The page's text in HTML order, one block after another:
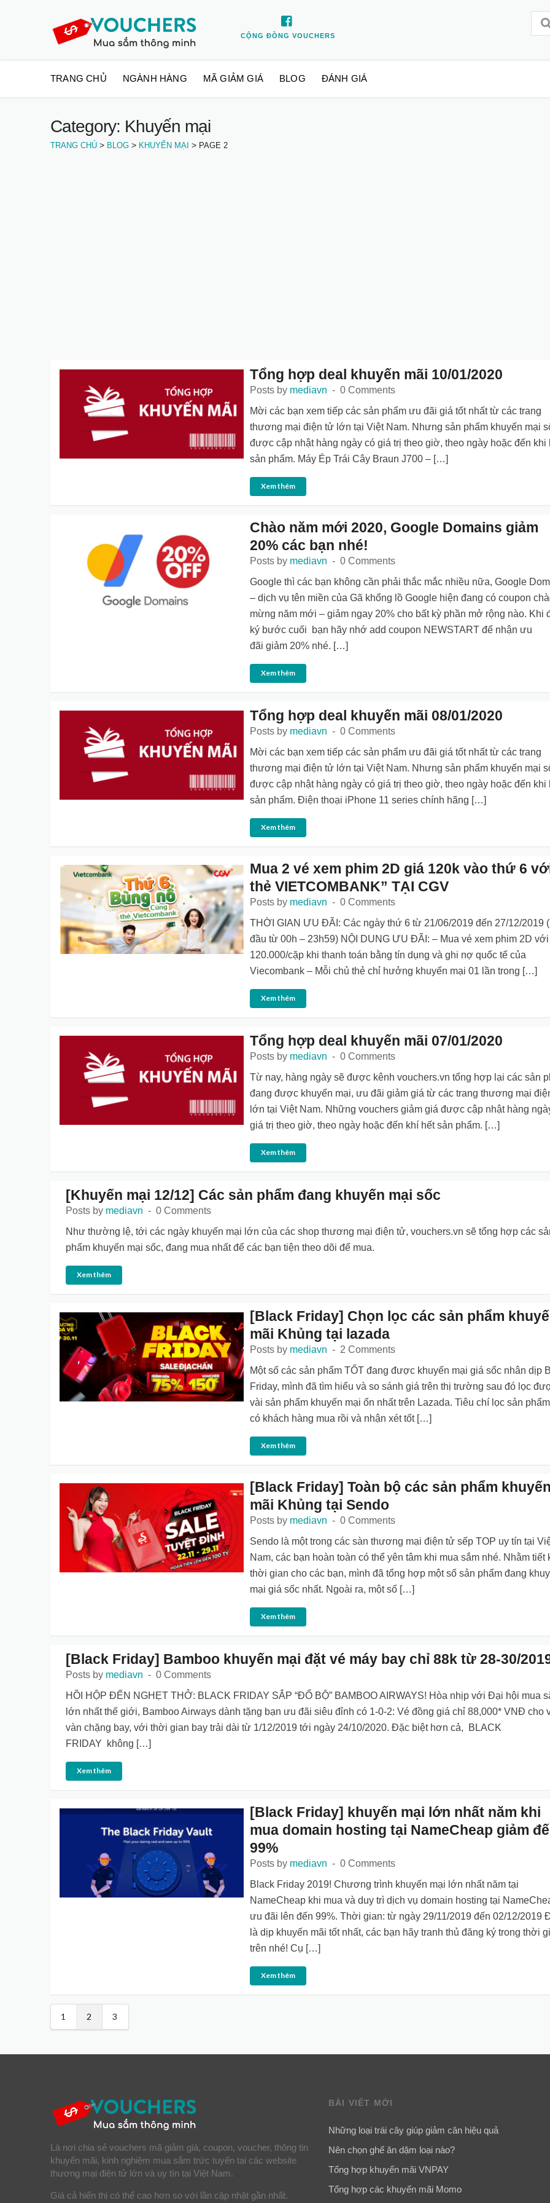
CỘNG ĐỒNG VOUCHERS
to
TRANG CHỦ NGÀNH HÀNG MÃ GIẢM GIÁ BLOG ĐÁNH GIÁ
Category: Khuyến mại
TRANG CHỦ > BLOG > KHUYẾN MẠI > PAGE 2
Tổng hợp deal khuyến mãi 10/01/2020
Posts by mediavn
0 Comments
Mời các bạn xem tiếp các sản phẩm ưu đãi giá tốt nhất từ các trang
thương mại điện tử lớn tại Việt Nam. Nhưng sản phẩm khuyến mại
được cập nhật hàng ngày có giá trị theo giờ, theo ngày hoặc đến khi
sản phẩm. Máy Ép Trái Cây Braun J700 – […]
Xem thêm
Chào năm mới 2020, Google Domains giảm
20% các bạn nhé!
Posts by mediavn
0 Comments
Google thì các bạn không cần phải thắc mắc nhiều nữa, Google
– dịch vụ tên miền của Gã khổng lồ Google hiện đang có coupon
mừng năm mới – giảm ngay 20% cho bất kỳ phần mở rộng nào. Khi
ký bước cuối bạn hãy nhớ add coupon NEWSTART để nhận ưu
đãi giảm 20% nhé. […]
Xem thêm
Tổng hợp deal khuyến mãi 08/01/2020
Posts by mediavn
0 Comments
Mời các bạn xem tiếp các sản phẩm ưu đãi giá tốt nhất từ các trang
thương mại điện tử lớn tại Việt Nam. Nhưng sản phẩm khuyến mại
được cập nhật hàng ngày có giá trị theo giờ, theo ngày hoặc đến khi
sản phẩm. Điện thoại iPhone 11 series chính hãng […]
Xem thêm
Mua 2 vé xem phim 2D giá 120k vào thứ 6
thẻ VIETCOMBANK” TẠI CGV
Posts by mediavn
0 Comments
THỜI GIAN ƯU ĐÃI: Các ngày thứ 6 từ 21/06/2019 đến 27/12/2019
đầu từ 00h – 23h59) NỘI DUNG ƯU ĐÃI: – Mua vé xem phim 2D
120.000/cặp khi thanh toán bằng tín dụng và ghi nợ quốc tế của
Viecombank – Mỗi chủ thẻ chỉ hưởng khuyến mại 01 lần trong […]
Xem thêm
Tổng hợp deal khuyến mãi 07/01/2020
Posts by mediavn
0 Comments
Từ nay, hàng ngày sẽ được kênh vouchers.vn tổng hợp lại các sản
đang được khuyến mại, ưu đãi giảm giá từ các trang thương mại
lớn tại Việt Nam. Những vouchers giảm giá được cập nhật hàng
giá trị theo giờ, theo ngày hoặc đến khí hết sản phẩm. […]
Xem thêm
[Khuyến mại 12/12] Các sản phẩm đang khuyến mại sốc
Posts by mediavn
0 Comments
Như thường lệ, tới các ngày khuyến mại lớn của các shop thương mại điện tử, vouchers.vn sẽ tổng hợp các
phẩm khuyến mại sốc, đang mua nhất để các bạn tiện theo dõi để mua.
Xem thêm
[Black Friday] Chọn lọc các sản phẩm
mãi Khủng tại lazada
Posts by mediavn
2 Comments
Một số các sản phẩm TỐT đang được khuyến mại giá sốc nhân dịp
Friday, mình đã tìm hiểu và so sánh giá trên thị trường sau đó lọc
vài sản phẩm khuyến mại ổn nhất trên Lazada. Tiêu chí lọc sản
có khách hàng mua rồi và nhận xét tốt […]
Xem thêm
[Black Friday] Toàn bộ các sản phẩm khuyến
mãi Khủng tại Sendo
Posts by mediavn
0 Comments
Sendo là một trong các sàn thương mại điện tử sếp TOP uy tín tại
Nam, các bạn hoàn toàn có thể yên tâm khi mua sắm nhé. Nhằm tiết
thời gian cho các bạn, mình đã tổng hợp một số sản phẩm đang
mại giá sốc nhất. Ngoài ra, một số […]
Xem thêm
[Black Friday] Bamboo khuyến mại đặt vé máy bay chỉ 88k từ 28-30/
Posts by mediavn
0 Comments
HỒI HỘP ĐẾN NGHẸT THỞ: BLACK FRIDAY SẮP “ĐỔ BỘ” BAMBOO AIRWAYS! Hòa nhịp với Đại hội mua
lớn nhất thế giới, Bamboo Airways dành tặng bạn ưu đãi siêu đỉnh có 1-0-2: Vé đồng giá chỉ 88,000* VNĐ cho
vàn chặng bay, với thời gian bay trải dài từ 1/12/2019 tới ngày 24/10/2020. Đặc biệt hơn cả, BLACK
FRIDAY không […]
Xem thêm
[Black Friday] khuyến mại lớn nhất năm khi
mua domain hosting tại NameCheap giảm
99%
Posts by mediavn
0 Comments
Black Friday 2019! Chương trình khuyến mại lớn nhất năm tại
NameCheap khi mua và duy trì dịch vụ domain hosting tại
ưu đãi lên đến 99%. Thời gian: từ ngày 29/11/2019 đến 02/12/2019
là dịp khuyến mãi tốt nhất, các bạn hãy tranh thủ đăng ký trong thời
trên nhé! Cụ […]
Xem thêm
1 2 3
Là nơi chia sẻ vouchers mã giảm giá, coupon, voucher, thông tin
khuyến mãi, kinh nghiệm mua sắm trức tuyến tại các website
thương mại điện tử lớn và uy tín tại Việt Nam.
Giá cả hiển thị có thể cao hơn so với lần cập nhật gần nhất.
BÀI VIẾT MỚI
Những loại trái cây giúp giảm cân hiệu quả
Nên chọn ghế ăn dặm loại nào?
Tổng hợp khuyến mãi VNPAY
Tổng hợp các khuyến mãi Momo